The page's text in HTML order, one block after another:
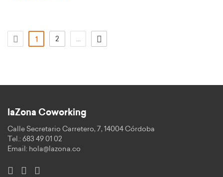
1 (attuale)
2 ...
laZona Coworking
Calle Secretario Carretero, 7, 14004 Córdoba
Tel.: 683 49 01 02
Email: hola@lazona.co